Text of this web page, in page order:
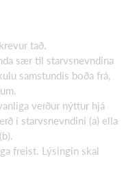
tað.
sær til starvsnevndina
samstundis boða frá,
verður nýttur hjá
í starvsnevndini (a) ella
freist. Lýsingin skal